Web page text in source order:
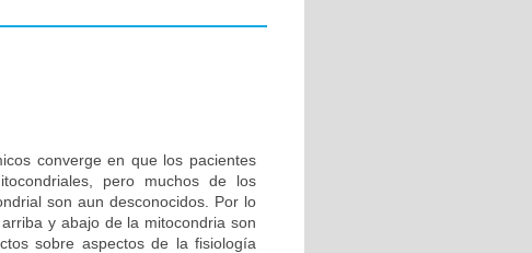
converge en que los pacientes
pero muchos de los
son aun desconocidos. Por lo
y abajo de la mitocondria son
sobre aspectos de la fisiología